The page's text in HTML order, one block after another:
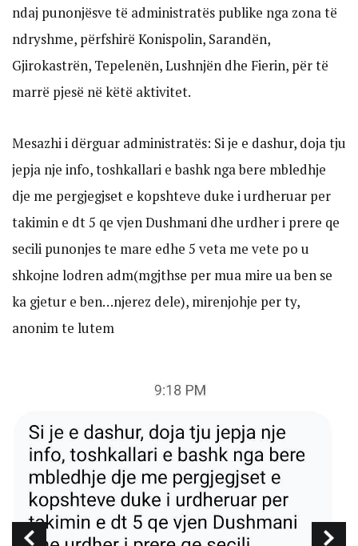
ndaj punonjësve të administratës publike nga zona të
ndryshme, përfshirë Konispolin, Sarandën,
Gjirokastrën, Tepelenën, Lushnjën dhe Fierin, për të
marrë pjesë në këtë aktivitet.
Mesazhi i dërguar administratës: Si je e dashur, doja tju
jepja nje info, toshkallari e bashk nga bere mbledhje
dje me pergjegjset e kopshteve duke i urdheruar per
takimin e dt 5 qe vjen Dushmani dhe urdher i prere qe
secili punonjes te mare edhe 5 veta me vete po u
shkojne lodren adm(mgjthse per mua mire ua ben se
ka gjetur e ben…njerez dele), mirenjohje per ty,
anonim te lutem